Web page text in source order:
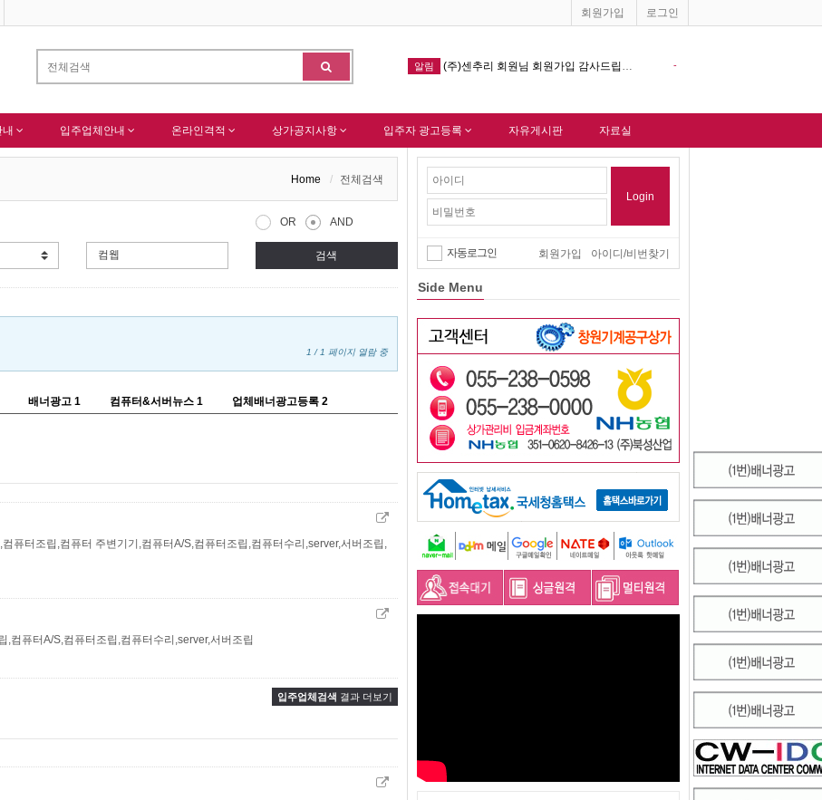
회원가입 로그인
입을 축하드립니다 ! (주)센추리 회원님 회원가입 감사드립니다. - 알림 창원기계공구상가 홈페이지 다음포털 싸이트 등록완료 !!!
입주업체안내 온라인격적 상가공지사항 입주자 광고등록 자유게시판 자료실
Home 전체검색
OR AND
검색
1 / 1 페이지 열람 중
배너광고 1 컴퓨터&서버뉴스 1 업체배너광고등록 2
퓨터조립,컴퓨터 주변기기,컴퓨터A/S,컴퓨터조립,컴퓨터수리,server,서버조립,
컴퓨터A/S,컴퓨터조립,컴퓨터수리,server,서버조립
입주업체검색 결과 더보기
Login
자동로그인 아이디/비번찾기
회원가입
Side Menu